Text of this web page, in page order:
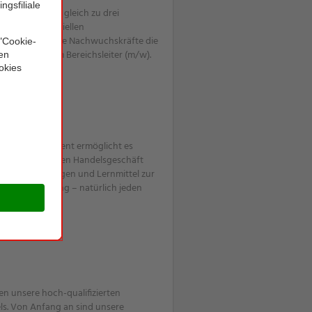
führt gleich zu drei
potentiellen
haben unsere Nachwuchskräfte die
auch zum Bereichsleiter (m/w).
Management ermöglicht es
alltäglichen Handelsgeschäft
und Lernmittel zur
– natürlich jeden
unsere hoch-qualifizierten
Von Anfang an sind unsere